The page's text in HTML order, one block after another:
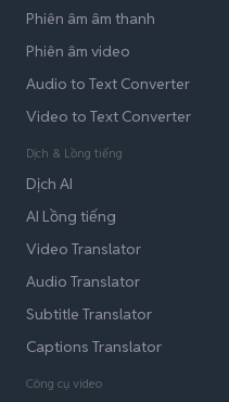
Phiên âm âm thanh
Phiên âm video
Audio to Text Converter
Video to Text Converter
Dịch & Lồng tiếng
Dịch AI
AI Lồng tiếng
Video Translator
Audio Translator
Subtitle Translator
Captions Translator
Công cụ video